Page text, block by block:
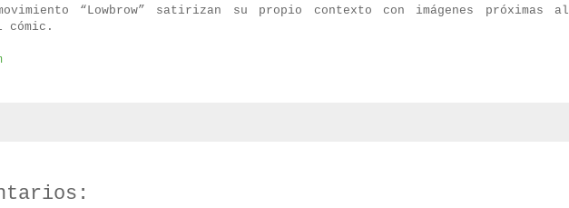
“Lowbrow” satirizan su propio contexto con imágenes próximas al
cómic.